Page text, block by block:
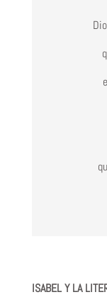
ISABEL Y LA